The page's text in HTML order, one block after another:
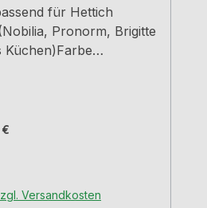
für Hettich
Pronorm, Brigitte
Küchen)Farbe
Versandkosten